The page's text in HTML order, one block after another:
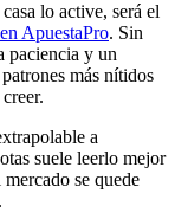
lo active, será el
ApuestaPro. Sin
paciencia y un
más nítidos
a
suele leerlo mejor
se quede